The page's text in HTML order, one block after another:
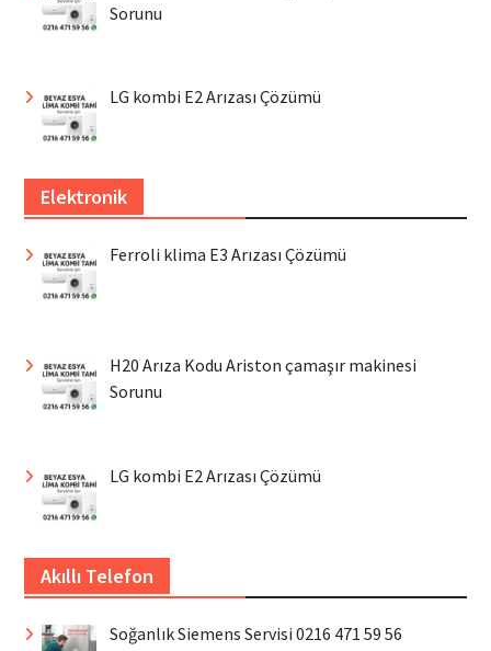
Sorunu
LG kombi E2 Arızası Çözümü
Elektronik
Ferroli klima E3 Arızası Çözümü
H20 Arıza Kodu Ariston çamaşır makinesi
Sorunu
LG kombi E2 Arızası Çözümü
Akıllı Telefon
Soğanlık Siemens Servisi 0216 471 59 56